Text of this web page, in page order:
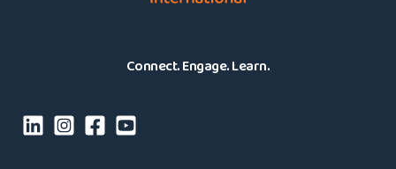
Connect. Engage. Learn.